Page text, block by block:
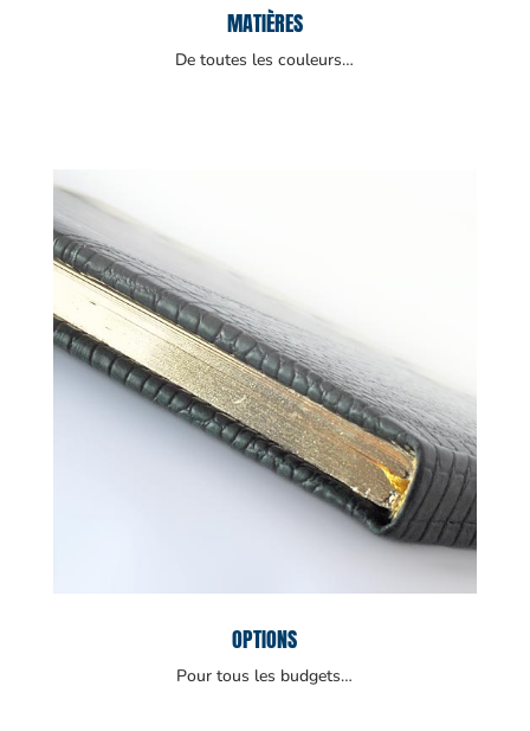
MATIÈRES
De toutes les couleurs…
OPTIONS
Pour tous les budgets…